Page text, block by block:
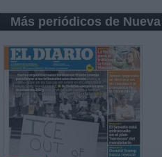
Más periódicos de